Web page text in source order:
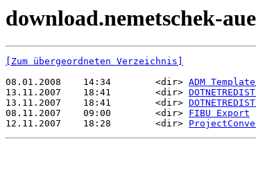
download.nemetschek-
[Zum übergeordneten Verzeichnis]
08.01.2008    14:34        <dir> ADM
13.11.2007    18:41        <dir>
13.11.2007    18:41        <dir>
08.11.2007    09:00        <dir> FIBU Export
12.11.2007    18:28        <dir>